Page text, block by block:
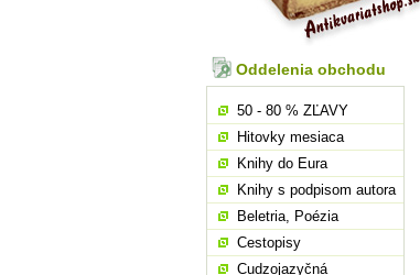
Oddelenia obchodu
50 - 80 % ZĽAVY
Hitovky mesiaca
Knihy do Eura
Knihy s podpisom autora
Beletria, Poézia
Cestopisy
Cudzojazyčná